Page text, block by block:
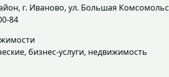
г. Иваново, ул. Большая
84
бизнес-услуги, недвижимость